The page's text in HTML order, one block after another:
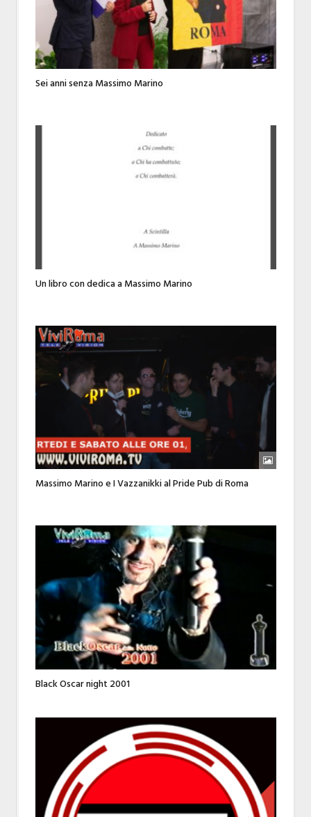
Sei anni senza Massimo Marino
Un libro con dedica a Massimo Marino
Massimo Marino e I Vazzanikki al Pride Pub di Roma
Black Oscar night 2001